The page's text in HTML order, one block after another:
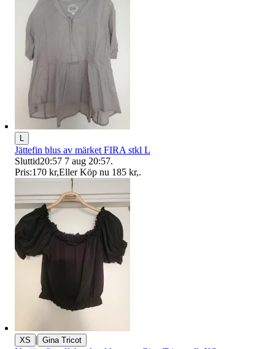
Jättefin blus av märket FIRA stkl L
Sluttid20:57 7 aug 20:57.
Pris:170 kr,Eller Köp nu 185 kr,.
XS | Gina Tricot